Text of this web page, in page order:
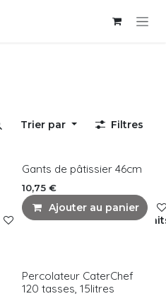
Trier par Filtres
Ajouter à la liste de
Gants de pâtissier 46cm
10,75€
Ajouter au panier
Percolateur CaterChef
120 tasses, 15litres